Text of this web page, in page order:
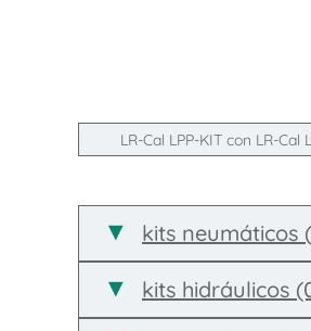
LR-Cal LPP-KIT con LR-Cal
kits neumáticos
kits hidráulicos